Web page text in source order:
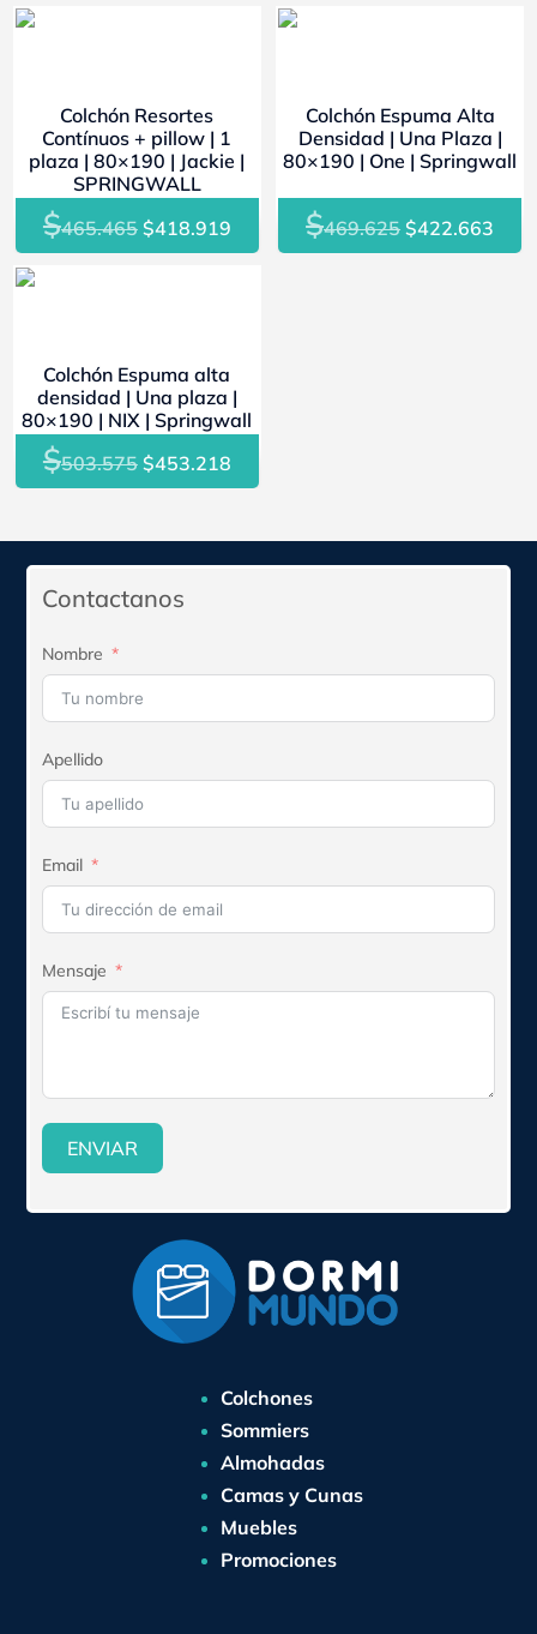
Colchón Resortes
Contínuos + pillow | 1
plaza | 80×190 | Jackie |
SPRINGWALL
$465.465 El
precio
$418.919El
precio
Colchón Espuma Alta
Densidad | Una Plaza |
80×190 | One | Springwall
$469.625 El
precio
$422.663
Colchón Espuma alta
densidad | Una plaza |
80×190 | NIX | Springwall
$503.575 El
precio
$453.218El
precio
Colchones
Sommiers
Almohadas
Camas y Cunas
Muebles
Promociones
Contactanos
Nombre
Apellido
Email
Mensaje
ENVIAR